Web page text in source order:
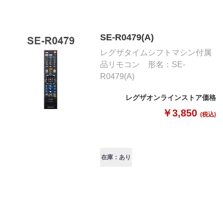
SE-R0479(A)
レグザタイムシフトマシン付属
品リモコン 形名：SE-
R0479(A)
レグザオンラインストア価格
￥3,850 (税込)
在庫：あり